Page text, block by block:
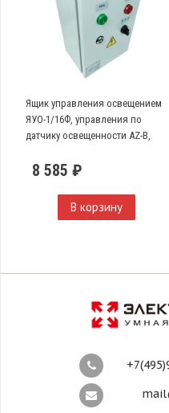
Ящик управления освещением
ЯУО-1/16Ф, управления по
датчику освещенности AZ-B,
8 585 ₽
В корзину